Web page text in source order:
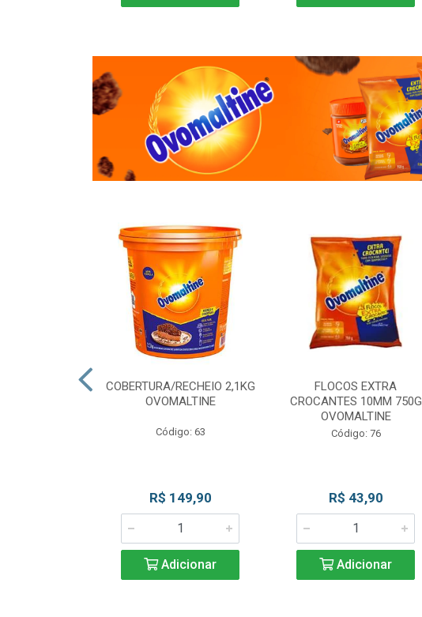
COBERTURA/RECHEIO 2,1KG
OVOMALTINE
Código: 63
R$ 149,90
Adicionar
FLOCOS EXTRA
CROCANTES 10MM 750G
OVOMALTINE
Código: 76
R$ 43,90
Adicionar